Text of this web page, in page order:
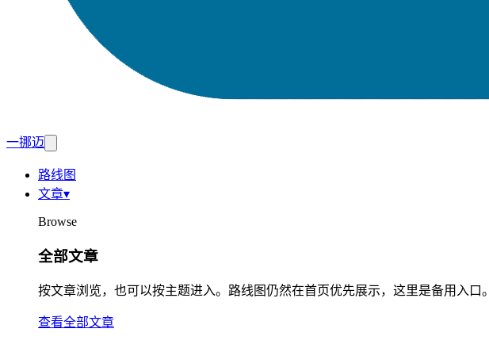
一挪迈
路线图
文章▾
Browse
全部文章
按文章浏览，也可以按主题进入。路线图仍然在首页优先展示，这里是备用入口。
查看全部文章